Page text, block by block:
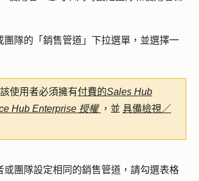
隊的「 銷售管道 」下拉選單，並選擇一
使用者必須擁有付費的Sales Hub
Hub Enterprise 授權 ，並 具備檢視／
團隊設定相同的銷售管道，請勾選表格